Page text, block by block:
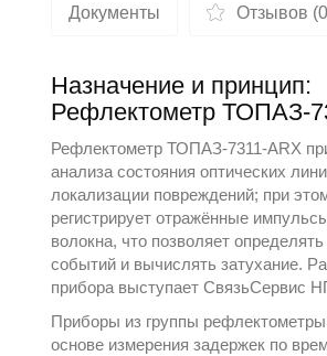
Документы Отзывов
Назначение и принцип:
Рефлектометр ТОПАЗ-
Рефлектометр ТОПАЗ-7311-ARX
анализа состояния оптических
локализации повреждений; при
регистрирует отражённые
волокна, что позволяет
событий и вычислять затухание.
прибора выступаетСвязьСервис
Приборы из группы рефлектометры
основе измерения задержек по